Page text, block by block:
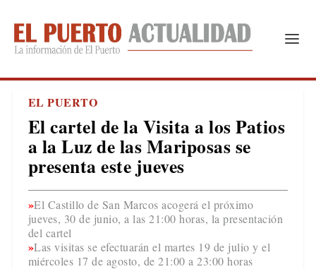
EL PUERTO
El cartel de la Visita a los Patios
a la Luz de las Mariposas se
presenta este jueves
El Castillo de San Marcos acogerá el próximo
jueves, 30 de junio, a las 21:00 horas, la presentación
del cartel
Las visitas se efectuarán el martes 19 de julio y el
miércoles 17 de agosto, de 21:00 a 23:00 horas